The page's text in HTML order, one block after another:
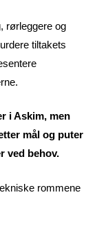
rørleggere og
tiltakets
i Askim, men
mål og puter
ved behov.
rommene